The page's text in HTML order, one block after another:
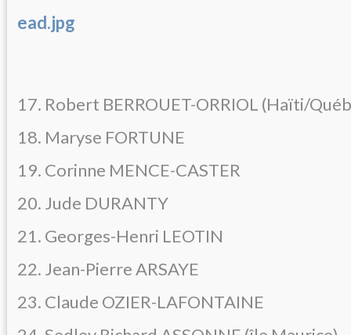
ead.jpg
17. Robert BERROUET-ORRIOL (Haïti/
18. Maryse FORTUNE
19. Corinne MENCE-CASTER
20. Jude DURANTY
21. Georges-Henri LEOTIN
22. Jean-Pierre ARSAYE
23. Claude OZIER-LAFONTAINE